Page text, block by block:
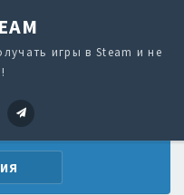
игры в Steam и не
Twitter